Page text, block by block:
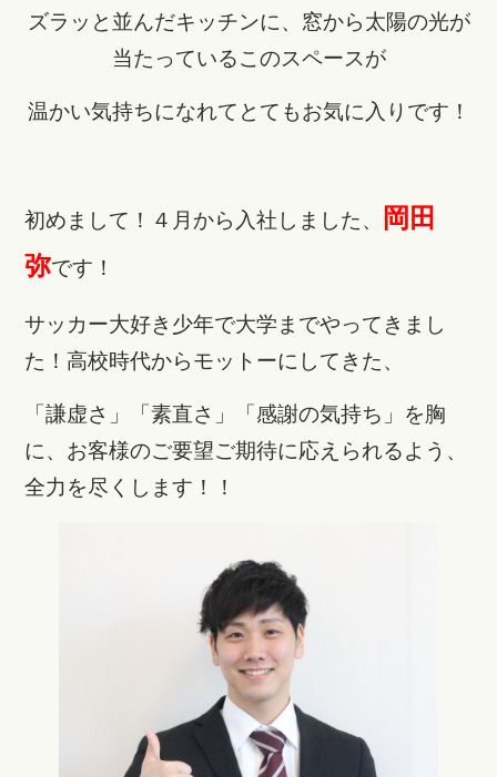
ズラッと並んだキッチンに、窓から太陽の光が
当たっているこのスペースが
温かい気持ちになれてとてもお気に入りです！
初めまして！４月から入社しました、
岡田
弥です！
サッカー大好き少年で大学までやってきまし
た！高校時代からモットーにしてきた、
「謙虚さ」「素直さ」「感謝の気持ち」を胸
に、お客様のご要望ご期待に応えられるよう、
全力を尽くします！！